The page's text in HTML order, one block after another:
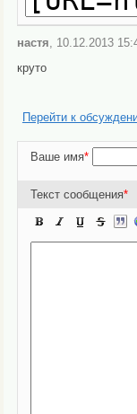
настя, 10.12.2013
круто
Перейти к
Ваше имя*
Текст сообщения*